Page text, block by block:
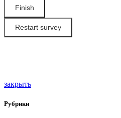
Restart survey
закрыть
Рубрики